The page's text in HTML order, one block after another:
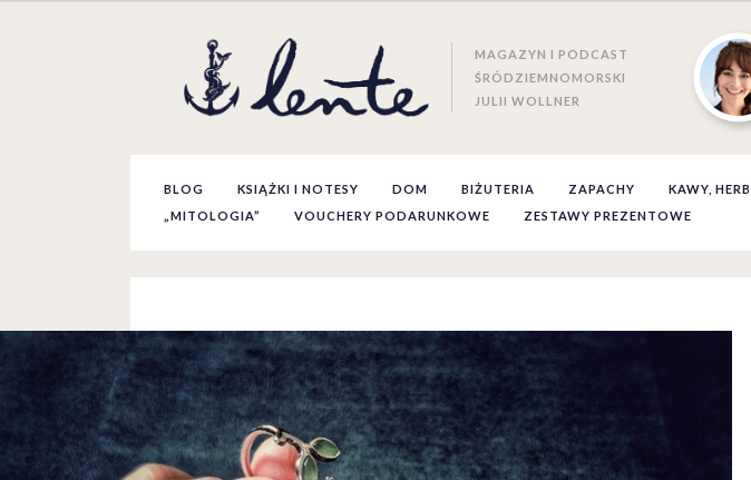
MAGAZYN I PODCAST
ŚRÓDZIEMNOMORSKI
JULII WOLLNER
BLOG KSIĄŻKI I NOTESY DOM BIŻUTERIA ZAPACHY KAWY,
„MITOLOGIA”
VOUCHERY PODARUNKOWE ZESTAWY PREZENTOWE